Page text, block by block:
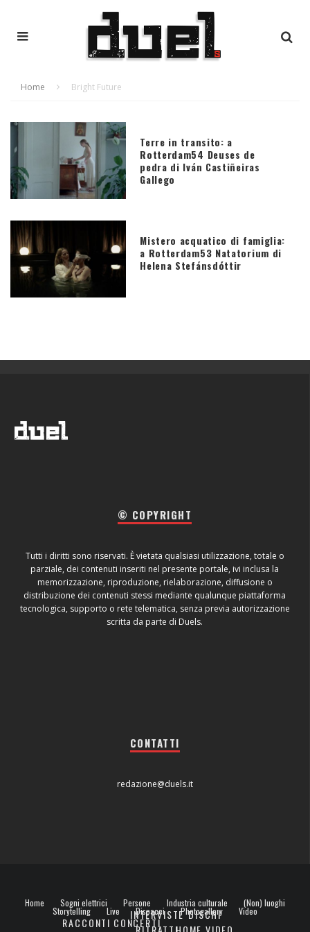
Home Bright Future
Terre in transito: a
Rotterdam54 Deuses de
pedra di Iván Castiñeiras
Gallego
Mistero acquatico di famiglia:
a Rotterdam53 Natatorium di
Helena Stefánsdóttir
© COPYRIGHT
Tutti i diritti sono riservati. È vietata qualsiasi utilizzazione, totale o
parziale, dei contenuti inseriti nel presente portale, ivi inclusa la
memorizzazione, riproduzione, rielaborazione, diffusione o
distribuzione dei contenuti stessi mediante qualunque piattaforma
tecnologica, supporto o rete telematica, senza previa autorizzazione
scritta da parte di Duels.
CONTATTI
redazione@duels.it
Home Sogni elettrici Persone
INTERVISTE
Industria culturale
DISCHI
(Non) luoghi
Storytelling
RACCONTI
Live
CONCERTI
Dispacci Photogallery Video